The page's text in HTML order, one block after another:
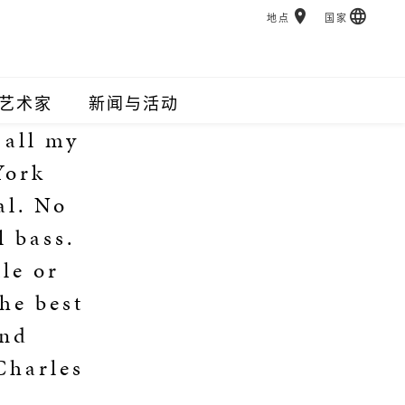
术家 新闻与活动
地点 国家
my
No
or
best